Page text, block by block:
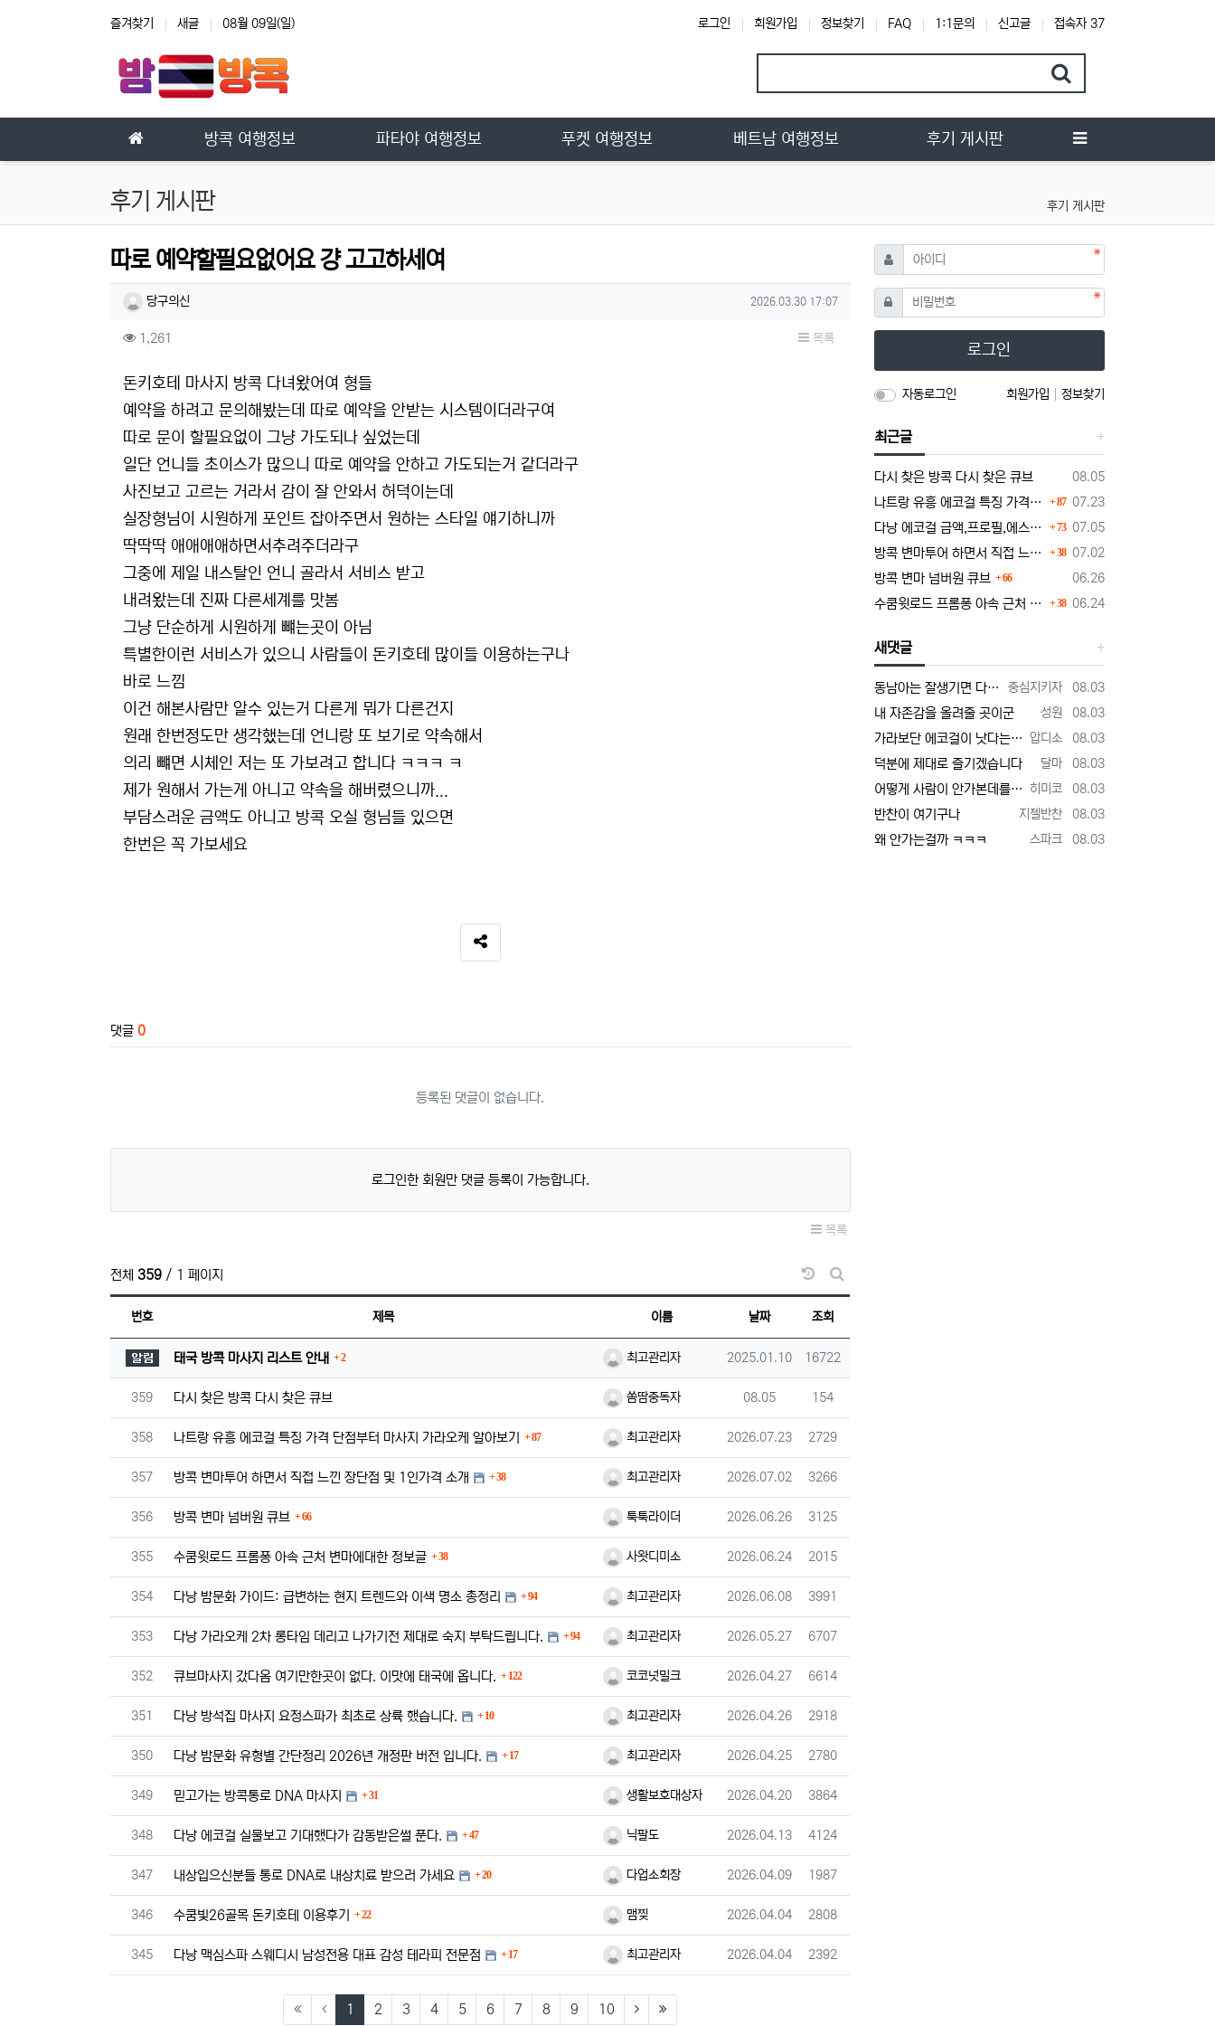
즐겨찾기 새글 08월 09일(일) 로그인 회원가입 정보찾기 FAQ 1:1문의 신고글 접속자 37
방콕 여행정보 파타야 여행정보 푸켓 여행정보 베트남 여행정보 후기 게시판
후기 게시판 후기 게시판
따로 예약할필요없어요 걍 고고하세여
작성자 정보
당구의신 작성일
2026.03.30 17:07
컨텐츠 정보
1,261 목록
본문
돈키호테 마사지 방콕 다녀왔어여 형들
예약을 하려고 문의해봤는데 따로 예약을 안받는 시스템이더라구여
따로 문이 할필요없이 그냥 가도되나 싶었는데
일단 언니들 초이스가 많으니 따로 예약을 안하고 가도되는거 같더라구
사진보고 고르는 거라서 감이 잘 안와서 허덕이는데
실장형님이 시원하게 포인트 잡아주면서 원하는 스타일 얘기하니까
딱딱딱 애애애애하면서추려주더라구
그중에 제일 내스탈인 언니 골라서 서비스 받고
내려왔는데 진짜 다른세계를 맛봄
그냥 단순하게 시원하게 뺴는곳이 아님
특별한이런 서비스가 있으니 사람들이 돈키호테 많이들 이용하는구나
바로 느낌
이건 해본사람만 알수 있는거 다른게 뭐가 다른건지
원래 한번정도만 생각했는데 언니랑 또 보기로 약속해서
의리 뺴면 시체인 저는 또 가보려고 합니다 ㅋㅋㅋ ㅋ
제가 원해서 가는게 아니고 약속을 해버렸으니까...
부담스러운 금액도 아니고 방콕 오실 형님들 있으면
한번은 꼭 가보세요
SNS 공유
댓글 0
등록된 댓글이 없습니다.
로그인한 회원만 댓글 등록이 가능합니다.
목록
전체 359 / 1 페이지
날짜순 정렬
게시판 검색
번호
제목 이름 날짜 조회
공지사항
태국 방콕 마사지 리스트 안내 댓글
2 등록자최고관리자 등록일
2025.01.10 조회
16722
번호
359 다시 찾은 방콕 다시 찾은 큐브 등록자쏨땀중독자 등록일
08.05 조회
154
번호
358 나트랑 유흥 에코걸 특징 가격 단점부터 마사지 가라오케 알아보기 댓글
87 등록자최고관리자 등록일
2026.07.23 조회
2729
번호
357 방콕 변마투어 하면서 직접 느낀 장단점 및 1인가격 소개 댓글
38 등록자최고관리자 등록일
2026.07.02 조회
3266
번호
356 방콕 변마 넘버원 큐브 댓글
66 등록자툭툭라이더 등록일
2026.06.26 조회
3125
번호
355 수쿰윗로드 프롬퐁 아속 근처 변마에대한 정보글 댓글
38 등록자사왓디미소 등록일
2026.06.24 조회
2015
번호
354 다낭 밤문화 가이드: 급변하는 현지 트렌드와 이색 명소 총정리 댓글
94 등록자최고관리자 등록일
2026.06.08 조회
3991
번호
353 다낭 가라오케 2차 롱타임 데리고 나가기전 제대로 숙지 부탁드립니다. 댓글
94 등록자최고관리자 등록일
2026.05.27 조회
6707
번호
352 큐브마사지 갔다옴 여기만한곳이 없다. 이맛에 태국에 옵니다. 댓글
122 등록자코코넛밀크 등록일
2026.04.27 조회
6614
번호
351 다낭 방석집 마사지 요정스파가 최초로 상륙 했습니다. 댓글
10 등록자최고관리자 등록일
2026.04.26 조회
2918
번호
350 다낭 밤문화 유형별 간단정리 2026년 개정판 버전 입니다. 댓글
17 등록자최고관리자 등록일
2026.04.25 조회
2780
번호
349 믿고가는 방콕통로 DNA 마사지 댓글
31 등록자생활보호대상자 등록일
2026.04.20 조회
3864
번호
348 다낭 에코걸 실물보고 기대했다가 감동받은썰 푼다. 댓글
47 등록자닉팔도 등록일
2026.04.13 조회
4124
번호
347 내상입으신분들 통로 DNA로 내상치료 받으러 가세요 댓글
20 등록자다업소회장 등록일
2026.04.09 조회
1987
번호
346 수쿰빛26골목 돈키호테 이용후기 댓글
22 등록자맴찢 등록일
2026.04.04 조회
2808
번호
345 다낭 맥심스파 스웨디시 남성전용 대표 감성 테라피 전문점 댓글
17 등록자최고관리자 등록일
2026.04.04 조회
2392
1 (current)
2 3 4 5 6 7 8 9 10 (next)(last)
아이디 필수
비밀번호필수
로그인
자동로그인 회원가입 정보찾기
최근글
등록일
08.05
다시 찾은 방콕 다시 찾은 큐브
등록일
07.23
나트랑 유흥 에코걸 특징 가격 단점부터 마사지 가라오케 알아보기
댓글
87
등록일
07.05
다낭 에코걸 금액,프로필,에스코트 비즈니스의 정석
댓글
73
등록일
07.02
방콕 변마투어 하면서 직접 느낀 장단점 및 1인가격 소개
댓글
38
등록일
06.26
방콕 변마 넘버원 큐브 66
등록일
06.24
수쿰윗로드 프롬퐁 아속 근처 변마에대한 정보글
댓글
38
새댓글
등록자
중심지키자 등록일
08.03
동남아는 잘생기면 다해주던데 ㅋ
등록자
성원 등록일
08.03
내 자존감을 올려줄 곳이군
등록자
압디소 등록일
08.03
가라보단 에코걸이 낫다는 주위
등록자
달마 등록일
08.03
덕분에 제대로 즐기겠습니다
등록자
히미코 등록일
08.03
어떻게 사람이 안가본데를 평가할까 저는 가볼게요
등록자
지젤반찬 등록일
08.03
반찬이 여기구나
등록자
스파크 등록일
08.03
왜 안가는걸까 ㅋㅋㅋ